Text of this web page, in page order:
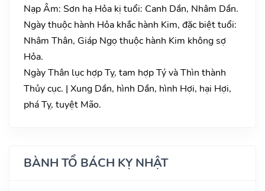
Nạp Âm: Sơn hạ Hỏa kị tuổi: Canh Dần, Nhâm Dần.
Ngày thuộc hành Hỏa khắc hành Kim, đặc biệt tuổi:
Nhâm Thân, Giáp Ngọ thuộc hành Kim không sợ
Hỏa.
Ngày Thân lục hợp Tỵ, tam hợp Tý và Thìn thành
Thủy cục. | Xung Dần, hình Dần, hình Hợi, hại Hợi,
phá Tỵ, tuyệt Mão.
BÀNH TỔ BÁCH KỴ NHẬT